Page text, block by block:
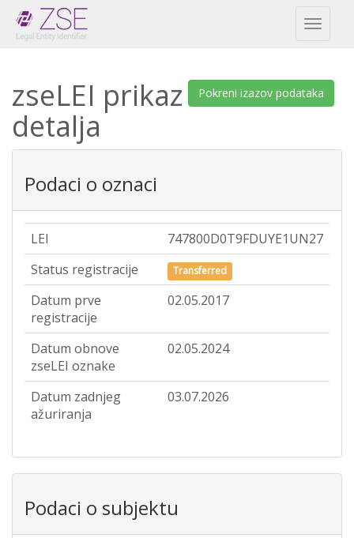
Toggle
Pokreni izazov podataka
zseLEI prikaz
detalja
Podaci o oznaci
LEI
747800D0T9FDUYE1UN27
Status registracije
Transferred
Datum prve
registracije
02.05.2017
Datum obnove
zseLEI oznake
02.05.2024
Datum zadnjeg
ažuriranja
03.07.2026
Podaci o subjektu